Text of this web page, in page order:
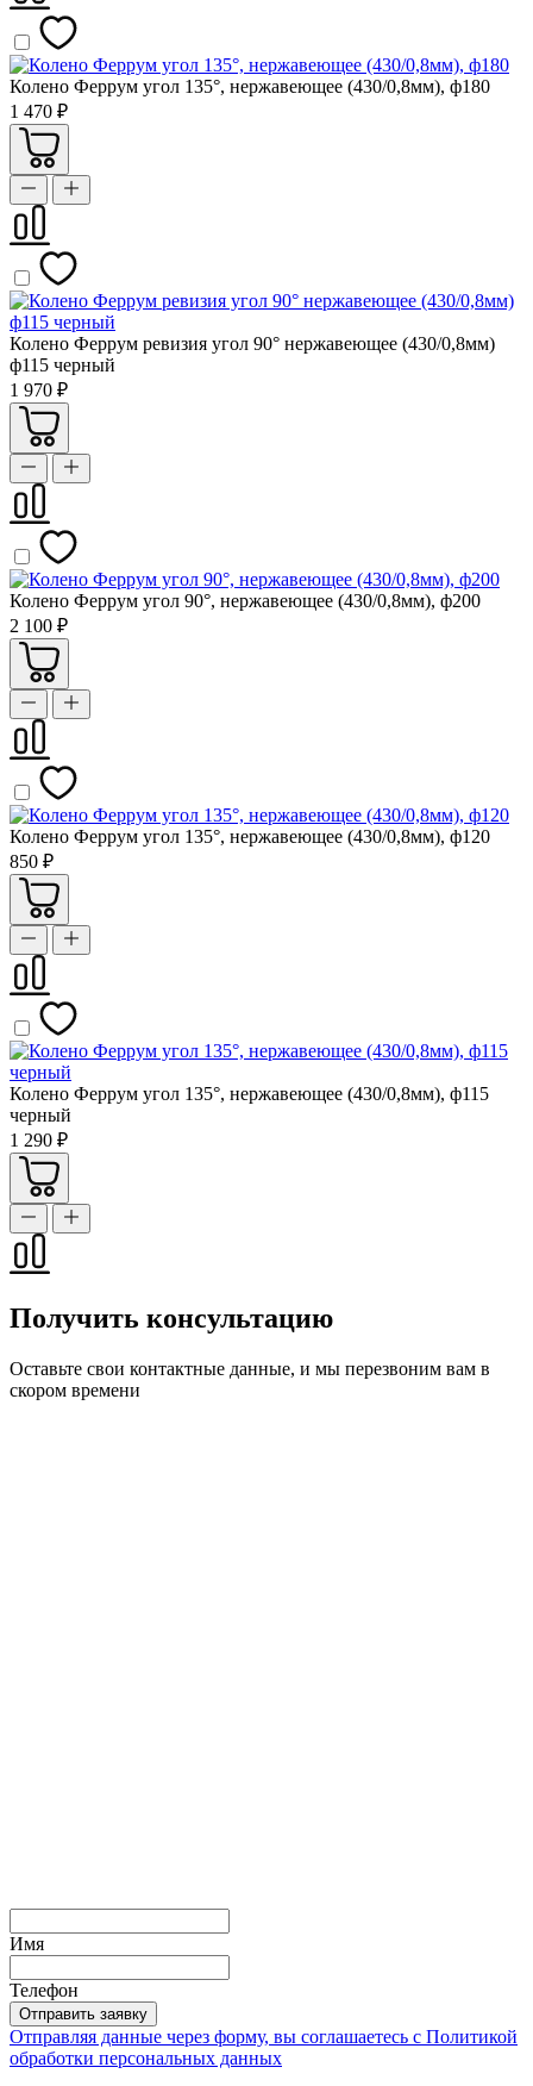
Колено Феррум угол 135°, нержавеющее (430/0,8мм), ф180
1 470 ₽
Колено Феррум ревизия угол 90° нержавеющее (430/0,8мм)
ф115 черный
1 970 ₽
Колено Феррум угол 90°, нержавеющее (430/0,8мм), ф200
2 100 ₽
Колено Феррум угол 135°, нержавеющее (430/0,8мм), ф120
850 ₽
Колено Феррум угол 135°, нержавеющее (430/0,8мм), ф115
черный
1 290 ₽
Получить консультацию
Оставьте свои контактные данные, и мы перезвоним вам в
скором времени
Имя
Телефон
Отправить заявку
Отправляя данные через форму, вы соглашаетесь с Политикой
обработки персональных данных